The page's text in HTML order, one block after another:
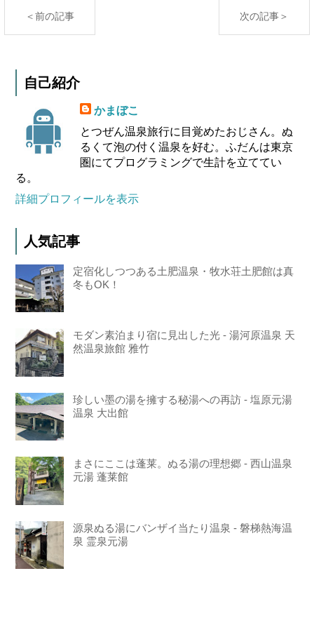
＜前の記事 次の記事＞
自己紹介
かまぼこ
とつぜん温泉旅行に目覚めたおじさん。ぬ
るくて泡の付く温泉を好む。ふだんは東京
圏にてプログラミングで生計を立ててい
る。
詳細プロフィールを表示
人気記事
定宿化しつつある土肥温泉・牧水荘土肥館は真
冬もOK！
モダン素泊まり宿に見出した光 - 湯河原温泉 天
然温泉旅館 雅竹
珍しい墨の湯を擁する秘湯への再訪 - 塩原元湯
温泉 大出館
まさにここは蓬莱。ぬる湯の理想郷 - 西山温泉
元湯 蓬莱館
源泉ぬる湯にバンザイ当たり温泉 - 磐梯熱海温
泉 霊泉元湯